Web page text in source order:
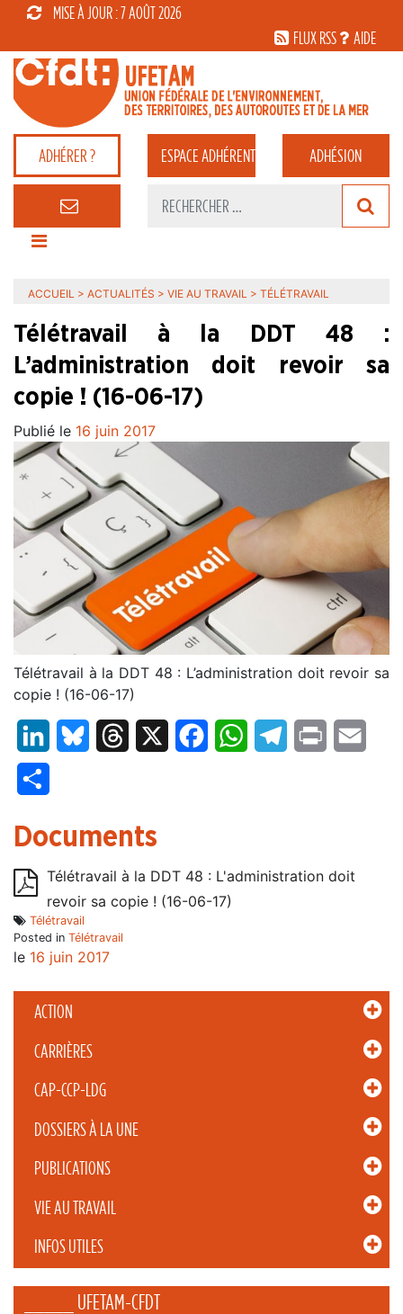
MISE À JOUR : 7 AOÛT 2026
FLUX RSS
AIDE
ADHÉRER ? ESPACEADHÉRENT ADHÉSION
ACTION
CARRIÈRES
CAP-CCP-LDG
DOSSIERS À LA UNE
PUBLICATIONS
VIE AU TRAVAIL
INFOS UTILES
_____ UFETAM-CFDT
ACCUEIL > ACTUALITÉS > VIE AU TRAVAIL > TÉLÉTRAVAIL
Télétravail à la DDT 48 :
L’administration doit revoir sa
copie ! (16-06-17)
Publié le 16 juin 2017
Télétravail à la DDT 48 : L’administration doit revoir sa
copie ! (16-06-17)
LinkedInBluesky Threads FacebookWhatsAppTelegram
Print
Documents
Télétravail à la DDT 48 : L'administration doit
revoir sa copie ! (16-06-17)
Télétravail
Posted in Télétravail
le 16 juin 2017